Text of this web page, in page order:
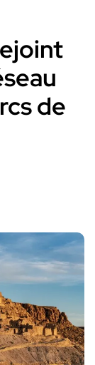
de